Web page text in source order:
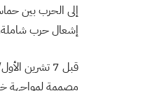
إلى الحرب بين
إشعال حرب
قبل 7 تشرين
مصممة لمواجهة